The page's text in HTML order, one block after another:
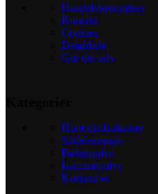
Handelsbetingelser
Kontakt
Cookies
Datablade
Gør det selv
Herregårdsplanker
Sildebensgulv
Parketgulve
Laminatgulve
Korkgulve